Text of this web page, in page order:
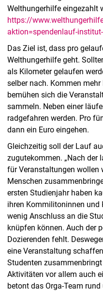
Welthungerhilfe eingezahlt
https://
aktion=spendenlauf-
Das Ziel ist, dass pro
Welthungerhilfe geht.
als Kilometer gelaufen
selber nach. Kommen
bemühen sich die
sammeln. Neben einer
radgefahren werden. Pro
dann ein Euro eingehen.
Gleichzeitig soll der Lauf
zugutekommen. „Nach der
für Veranstaltungen wollen
Menschen
ersten Studienjahr haben
ihren Kommilitoninnen
wenig Anschluss an die
knüpfen können. Auch der
Dozierenden fehlt.
eine Veranstaltung
Studenten
Aktivitäten vor allem auch
betont das Orga-Team